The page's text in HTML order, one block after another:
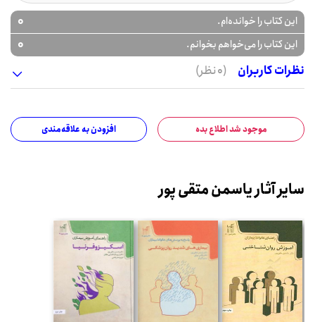
این کتاب را خوانده‌ام. 0
این کتاب را می‌خواهم بخوانم.
0
نظرات کاربران
(0 نظر)
موجود شد اطلاع بده افزودن به علاقه‌مندی
سایر آثار یاسمن متقی پور